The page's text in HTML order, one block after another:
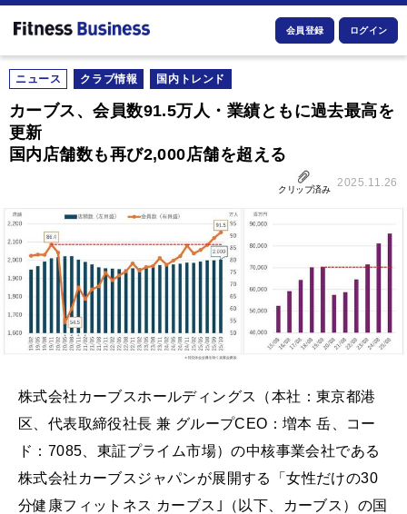
会員登録 ログイン
ニュース クラブ情報 国内トレンド
カーブス、会員数91.5万人・業績ともに過去最高を
更新
国内店舗数も再び2,000店舗を超える
クリップ済み
2025.11.26
株式会社カーブスホールディングス（本社：東京都港
区、代表取締役社⻑ 兼 グループCEO：増本 岳、コー
ド：7085、東証プライム市場）の中核事業会社である
株式会社カーブスジャパンが展開する「女性だけの30
分健康フィットネス カーブス｣（以下、カーブス）の国